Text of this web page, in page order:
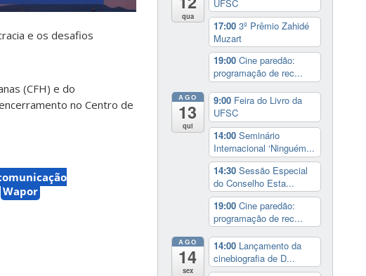
e os desafios
(CFH) e do
no Centro de
Wapor
qua
UFSC
17:00 3º Prêmio Zahidé
Muzart
19:00 Cine paredão:
programação de rec...
AGO
13
qui
9:00 Feira do Livro da
UFSC
14:00 Seminário
Internacional ‘Ninguém...
14:30 Sessão Especial
do Conselho Esta...
19:00 Cine paredão:
programação de rec...
AGO
14
sex
14:00 Lançamento da
cinebiografia de D...